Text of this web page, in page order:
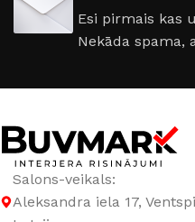
Esi pirmais kas
Nekāda spama,
Salons-veikals:
Aleksandra iela 17,